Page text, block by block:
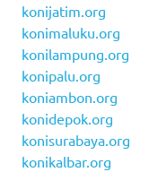
konijatim.org
konimaluku.org
konilampung.org
konipalu.org
koniambon.org
konidepok.org
konisurabaya.org
konikalbar.org